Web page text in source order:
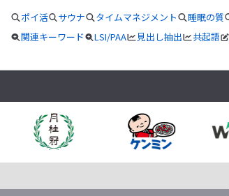
ポイ活 サウナ タイムマネジメント 睡眠の質
関連キーワード LSI/PAA 見出し抽出 共起語